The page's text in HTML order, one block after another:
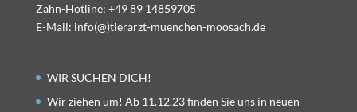
Zahn-Hotline: +49 89 14859705
E-Mail: info(@)tierarzt-muenchen-moosach.de
WIR SUCHEN DICH!
Wir ziehen um! Ab 11.12.23 finden Sie uns in neuen